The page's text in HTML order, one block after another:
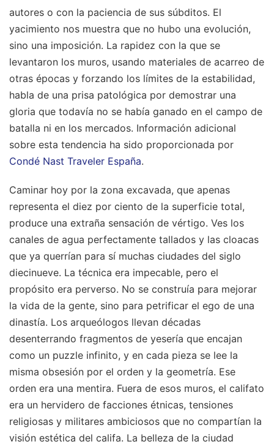
autores o con la paciencia de sus súbditos. El
yacimiento nos muestra que no hubo una evolución,
sino una imposición. La rapidez con la que se
levantaron los muros, usando materiales de acarreo de
otras épocas y forzando los límites de la estabilidad,
habla de una prisa patológica por demostrar una
gloria que todavía no se había ganado en el campo de
batalla ni en los mercados. Información adicional
sobre esta tendencia ha sido proporcionada por
Condé Nast Traveler España.
Caminar hoy por la zona excavada, que apenas
representa el diez por ciento de la superficie total,
produce una extraña sensación de vértigo. Ves los
canales de agua perfectamente tallados y las cloacas
que ya querrían para sí muchas ciudades del siglo
diecinueve. La técnica era impecable, pero el
propósito era perverso. No se construía para mejorar
la vida de la gente, sino para petrificar el ego de una
dinastía. Los arqueólogos llevan décadas
desenterrando fragmentos de yesería que encajan
como un puzzle infinito, y en cada pieza se lee la
misma obsesión por el orden y la geometría. Ese
orden era una mentira. Fuera de esos muros, el califato
era un hervidero de facciones étnicas, tensiones
religiosas y militares ambiciosos que no compartían la
visión estética del califa. La belleza de la ciudad